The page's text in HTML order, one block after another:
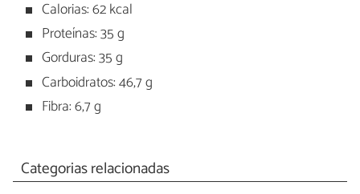
Calorias: 62 kcal
Proteínas: 35 g
Gorduras: 35 g
Carboidratos: 46,7 g
Fibra: 6,7 g
Categorias relacionadas